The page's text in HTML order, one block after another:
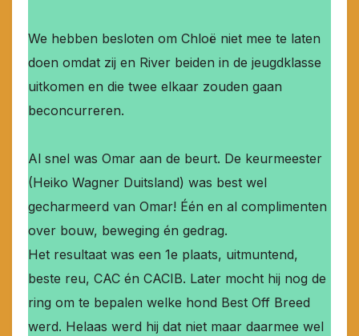
We hebben besloten om Chloë niet mee te laten
doen omdat zij en River beiden in de jeugdklasse
uitkomen en die twee elkaar zouden gaan
beconcurreren.
Al snel was Omar aan de beurt. De keurmeester
(Heiko Wagner Duitsland) was best wel
gecharmeerd van Omar! Één en al complimenten
over bouw, beweging én gedrag.
Het resultaat was een 1e plaats, uitmuntend,
beste reu, CAC én CACIB. Later mocht hij nog de
ring om te bepalen welke hond Best Off Breed
werd. Helaas werd hij dat niet maar daarmee wel